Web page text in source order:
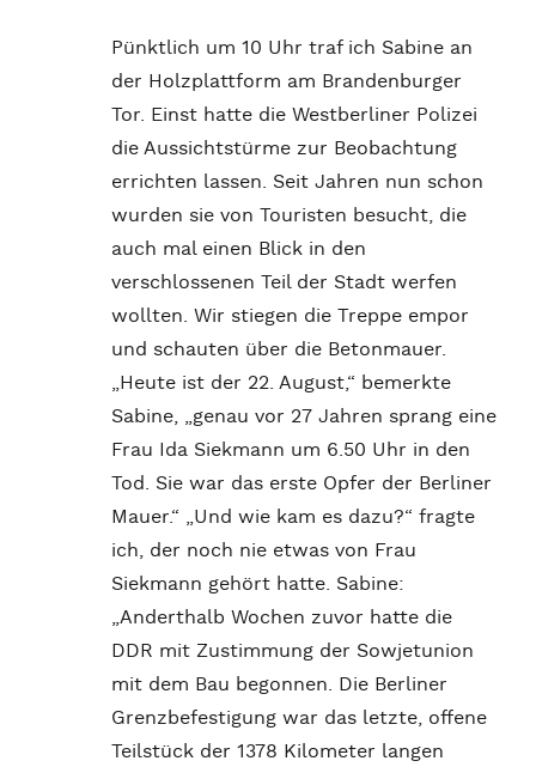
Pünktlich um 10 Uhr traf ich Sabine an
der Holzplattform am Brandenburger
Tor. Einst hatte die Westberliner Polizei
die Aussichtstürme zur Beobachtung
errichten lassen. Seit Jahren nun schon
wurden sie von Touristen besucht, die
auch mal einen Blick in den
verschlossenen Teil der Stadt werfen
wollten. Wir stiegen die Treppe empor
und schauten über die Betonmauer.
„Heute ist der 22. August,“ bemerkte
Sabine, „genau vor 27 Jahren sprang eine
Frau Ida Siekmann um 6.50 Uhr in den
Tod. Sie war das erste Opfer der Berliner
Mauer.“ „Und wie kam es dazu?“ fragte
ich, der noch nie etwas von Frau
Siekmann gehört hatte. Sabine:
„Anderthalb Wochen zuvor hatte die
DDR mit Zustimmung der Sowjetunion
mit dem Bau begonnen. Die Berliner
Grenzbefestigung war das letzte, offene
Teilstück der 1378 Kilometer langen